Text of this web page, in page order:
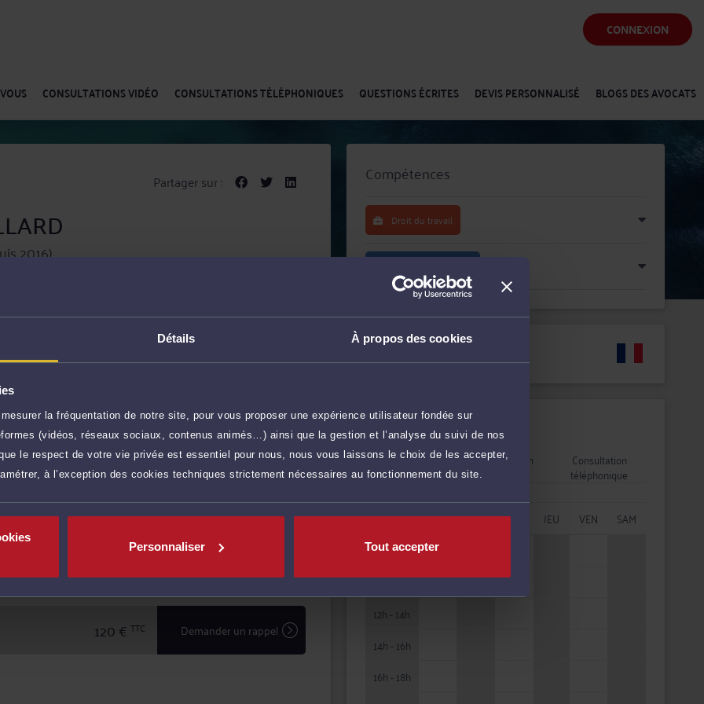
Détails À propos des cookies
la fréquentation de notre site, pour vous proposer une expérience utilisateur fondée sur
(vidéos, réseaux sociaux, contenus animés…) ainsi que la gestion et l’analyse du suivi de nos
le respect de votre vie privée est essentiel pour nous, nous vous laissons le choix de les accepter,
à l’exception des cookies techniques strictement nécessaires au fonctionnement du site.
Personnaliser Tout accepter
CONNEXION
CONSULTATIONS VIDÉO CONSULTATIONS TÉLÉPHONIQUES QUESTIONS ÉCRITES DEVIS PERSONNALISÉ BLOGS DES AVOCATS
Partager sur :
2016)
en droit du travail et droit pénal.
de conseil, comme les consultations
en passant par la prise en charge des
de ses clients en leur garantissant expertise
de leur dossier.
plus
120 €TTC Prendre RDV
120 € TTC Demander un rappel
Compétences
Droit du travail
Langues
Disponibilités
Rendez-vous
cabinet
Consultation Consultation
téléphonique
HORAIRES LUN MAR MER JEU VEN
SAM
08h - 10h
10h - 12h
12h - 14h
14h - 16h
16h - 18h